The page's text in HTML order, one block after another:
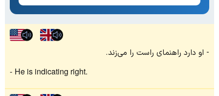
او دارد راهنمای راست را می‌زند.
He is indicating right.